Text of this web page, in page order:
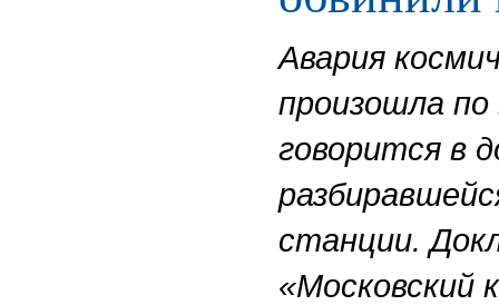
Авария
произошла
говорится в
станции.
«Московский